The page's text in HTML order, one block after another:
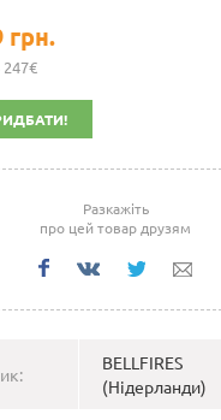
грн.
247€
Разкажіть
про цей товар друзям
BELLFIRES
(Нідерланди)